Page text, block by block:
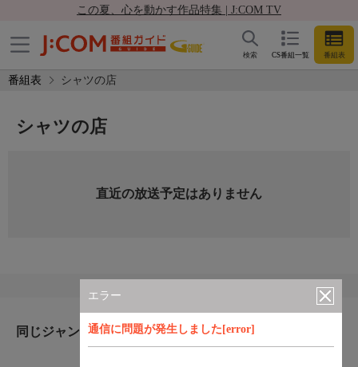
この夏、心を動かす作品特集 | J:COM TV
CS番組一覧 番組表
検索
番組表 シャツの店
エラー
通信に問題が発生しました[error]
シャツの店
直近の放送予定はありません
同じジャンルのおすすめ番組